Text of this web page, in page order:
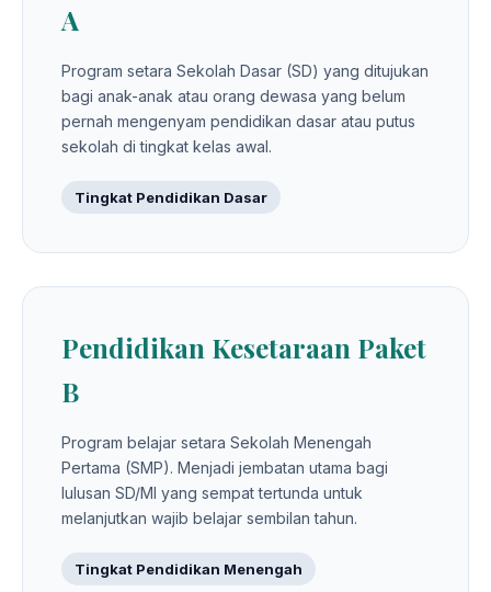
A
Program setara Sekolah Dasar (SD) yang ditujukan
bagi anak-anak atau orang dewasa yang belum
pernah mengenyam pendidikan dasar atau putus
sekolah di tingkat kelas awal.
Tingkat Pendidikan Dasar
Pendidikan Kesetaraan Paket
B
Program belajar setara Sekolah Menengah
Pertama (SMP). Menjadi jembatan utama bagi
lulusan SD/MI yang sempat tertunda untuk
melanjutkan wajib belajar sembilan tahun.
Tingkat Pendidikan Menengah